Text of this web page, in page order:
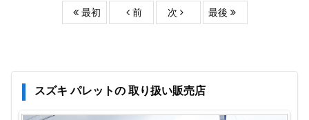
最初 前 次 最後
スズキ パレットの 取り扱い販売店